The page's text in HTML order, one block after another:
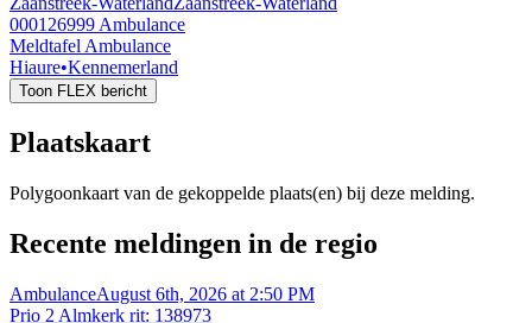
000126999 Ambulance
Meldtafel Ambulance
Hiaure•Kennemerland
Toon FLEX bericht
Plaatskaart
Polygoonkaart van de gekoppelde plaats(en) bij deze melding.
Recente meldingen in de regio
AmbulanceAugust 6th, 2026 at 2:50 PM
Prio 2 Almkerk rit: 138973